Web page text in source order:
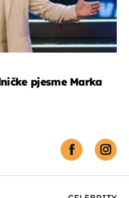
pjesme Marka